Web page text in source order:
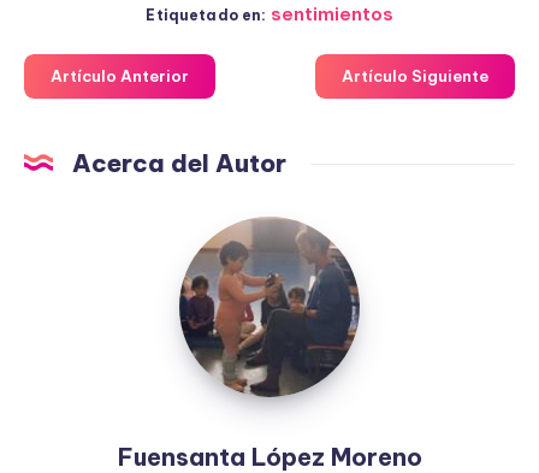
Etiquetado en: sentimientos
Artículo Anterior Artículo Siguiente
Acerca del Autor
Fuensanta
López
Moreno
Fuensanta López Moreno